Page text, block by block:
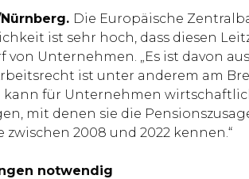
Die Europäische
ist sehr hoch, dass diesen
von Unternehmen. „Es ist davon
ist unter anderem am
kann für Unternehmen
mit denen sie die
zwischen 2008 und 2022 kennen.“
notwendig